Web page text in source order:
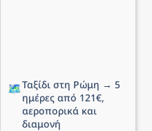
🗺️Ταξίδι στη Ρώμη → 5
ημέρες από 121€,
αεροπορικά και
διαμονή